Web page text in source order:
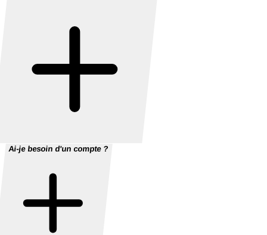
Ai-je besoin d'un compte ?